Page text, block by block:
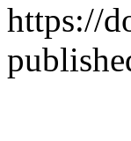
https://